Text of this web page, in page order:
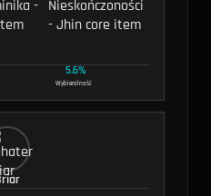
5.6%
Wybieralność